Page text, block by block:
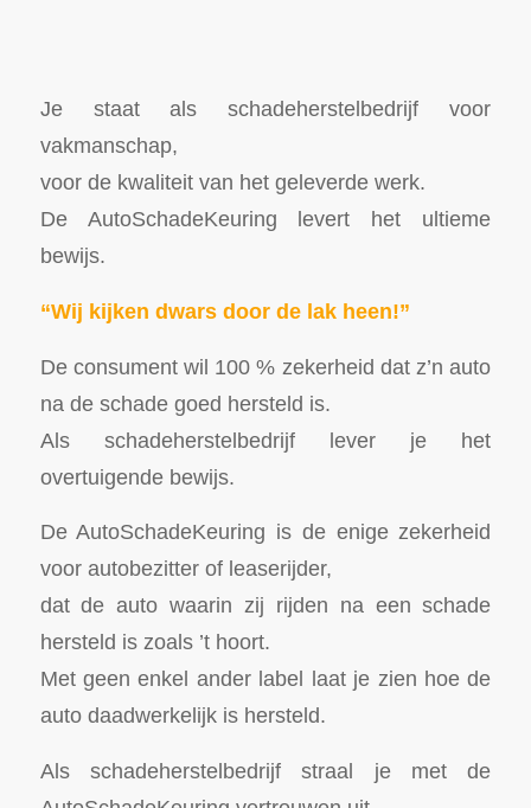
Je staat als schadeherstelbedrijf voor
vakmanschap,
voor de kwaliteit van het geleverde werk.
De AutoSchadeKeuring levert het ultieme
bewijs.
“Wij kijken dwars door de lak heen!”
De consument wil 100 % zekerheid dat z’n auto
na de schade goed hersteld is.
Als schadeherstelbedrijf lever je het
overtuigende bewijs.
De AutoSchadeKeuring is de enige zekerheid
voor autobezitter of leaserijder,
dat de auto waarin zij rijden na een schade
hersteld is zoals ’t hoort.
Met geen enkel ander label laat je zien hoe de
auto daadwerkelijk is hersteld.
Als schadeherstelbedrijf straal je met de